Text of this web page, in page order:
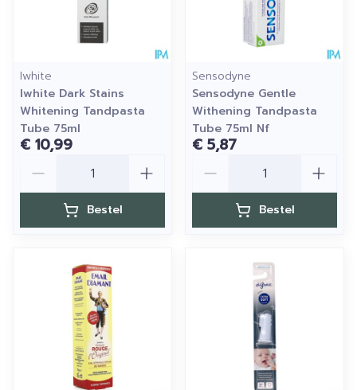
Iwhite
Iwhite Dark Stains
Whitening Tandpasta
Tube 75ml
€ 10,99
Bestel
Sensodyne
Sensodyne Gentle
Withening Tandpasta
Tube 75ml Nf
€ 5,87
Bestel